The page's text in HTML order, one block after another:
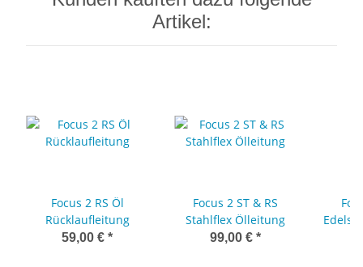
Artikel:
Focus 2 RS Öl
Rücklaufleitung
59,00 € *
Focus 2 ST & RS
Stahlflex Ölleitung
99,00 € *